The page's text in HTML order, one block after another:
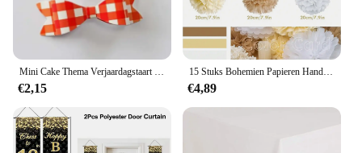
€2,15
15 Stuks Bohemien Papieren Handdoeken Pom-Poms Champagne Neutrale Feestdecoraties Papieren Bloemen Bruiloft Bruid Douche Feestartikelen
€4,89